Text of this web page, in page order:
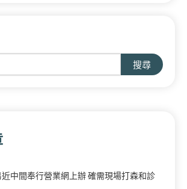
搜尋
中間奉行營業網上辦 確需現場打森和診